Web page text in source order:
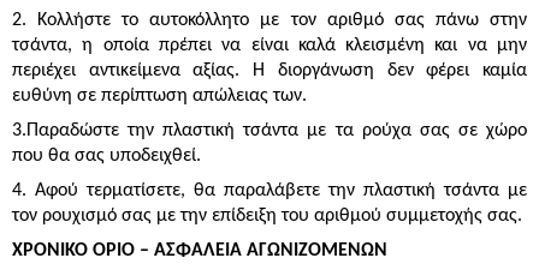
2. Κολλήστε το αυτοκόλλητο με τον αριθμό σας πάνω στην
τσάντα, η οποία πρέπει να είναι καλά κλεισμένη και να μην
περιέχει αντικείμενα αξίας. Η διοργάνωση δεν φέρει καμία
ευθύνη σε περίπτωση απώλειας των.
3.Παραδώστε την πλαστική τσάντα με τα ρούχα σας σε χώρο
που θα σας υποδειχθεί.
4. Αφού τερματίσετε, θα παραλάβετε την πλαστική τσάντα με
τον ρουχισμό σας με την επίδειξη του αριθμού συμμετοχής σας.
ΧΡΟΝΙΚΟ ΟΡΙΟ – ΑΣΦΑΛΕΙΑ ΑΓΩΝΙΖΟΜΕΝΩΝ